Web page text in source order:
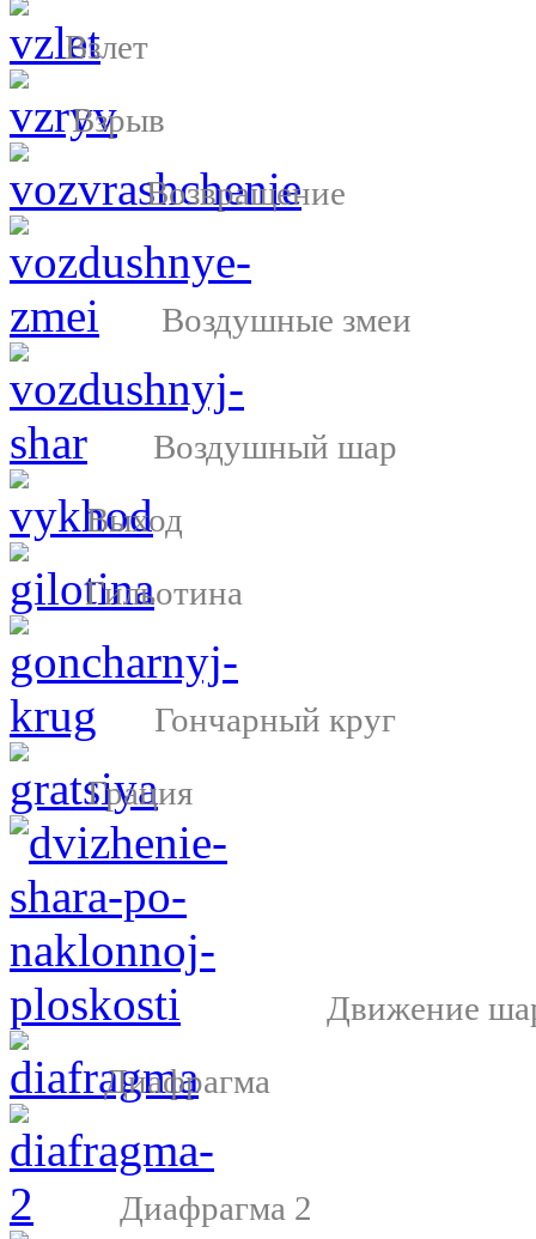
Взлет
Взрыв
Возвращение
Воздушные змеи
Воздушный шар
Выход
Гильотина
Гончарный круг
Грация
Движение
Диафрагма
Диафрагма 2